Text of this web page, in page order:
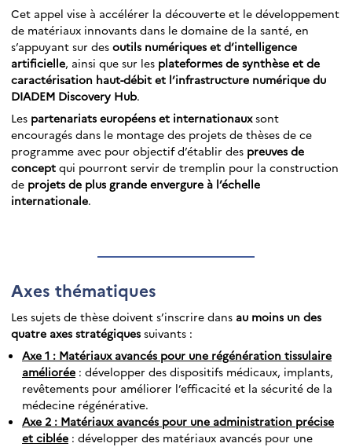
Cet appel vise à accélérer la découverte et le développement
de matériaux innovants dans le domaine de la santé, en
s’appuyant sur des outils numériques et d’intelligence
artificielle, ainsi que sur les plateformes de synthèse et de
caractérisation haut-débit et l’infrastructure numérique du
DIADEM Discovery Hub.
Les partenariats européens et internationauxsont
encouragés dans le montage des projets de thèses de ce
programme avec pour objectif d’établir des preuves de
concept qui pourront servir de tremplin pour la construction
de projets de plus grande envergure à l’échelle
internationale.
Axes thématiques
Les sujets de thèse doivent s’inscrire dans au moins un des
quatre axes stratégiques suivants :
Axe 1 : Matériaux avancés pour une régénération tissulaire
améliorée : développer des dispositifs médicaux, implants,
revêtements pour améliorer l’efficacité et la sécurité de la
médecine régénérative.
Axe 2 : Matériaux avancés pour une administration précise
et ciblée : développer des matériaux avancés pour une